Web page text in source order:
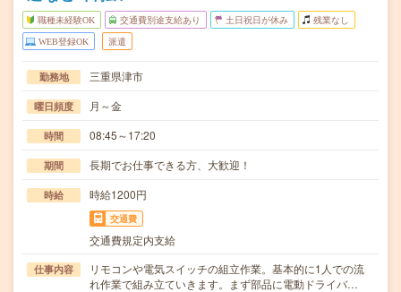
職種未経験OK 交通費別途支給あり 土日祝日が休み 残業なし
WEB登録OK 派遣
勤務地 三重県津市
曜日頻度 月～金
時間 08:45～17:20
期間 長期でお仕事できる方、大歓迎！
時給 時給1200円
交通費
交通費規定内支給
仕事内容
リモコンや電気スイッチの組立作業。基本的に1人での流
れ作業で組み立ていきます。まず部品に電動ドライバ…